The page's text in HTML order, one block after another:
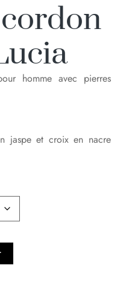
homme avec pierres
jaspe et croix en nacre